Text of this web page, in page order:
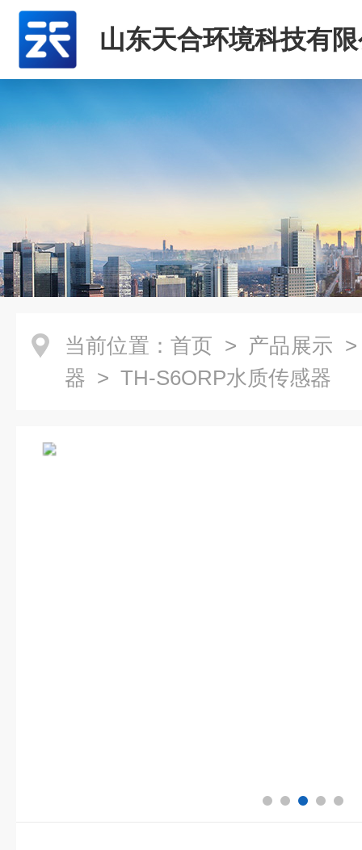
山东天合环境科技有
当前位置： 首页 > 产品展示
器 > TH-S6ORP水质传感器